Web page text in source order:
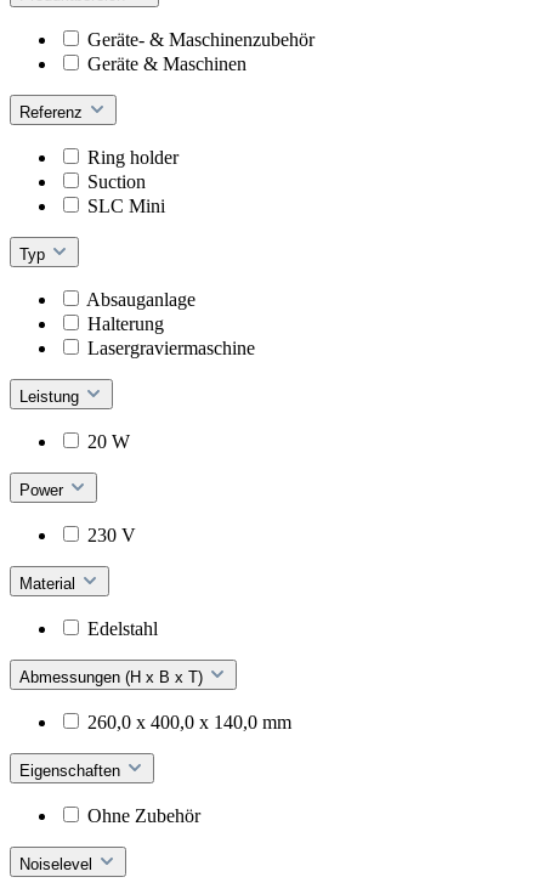
Geräte- & Maschinenzubehör
Geräte & Maschinen
Referenz
Ring holder
Suction
SLC Mini
Typ
Absauganlage
Halterung
Lasergraviermaschine
Leistung
20 W
Power
230 V
Material
Edelstahl
Abmessungen (H x B x T)
260,0 x 400,0 x 140,0 mm
Eigenschaften
Ohne Zubehör
Noiselevel